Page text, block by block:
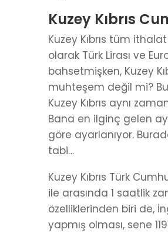
Kuzey Kıbrıs
Kuzey Kıbrıs tüm
olarak Türk Lirası ve
bahsetmişken, Kuzey
muhteşem değil mi?
Kuzey Kıbrıs aynı
Bana en ilginç gelen
göre ayarlanıyor.
tabi…
Kuzey Kıbrıs Türk
ile arasında 1 saatlik
özelliklerinden biri de,
yapmış olması, sene